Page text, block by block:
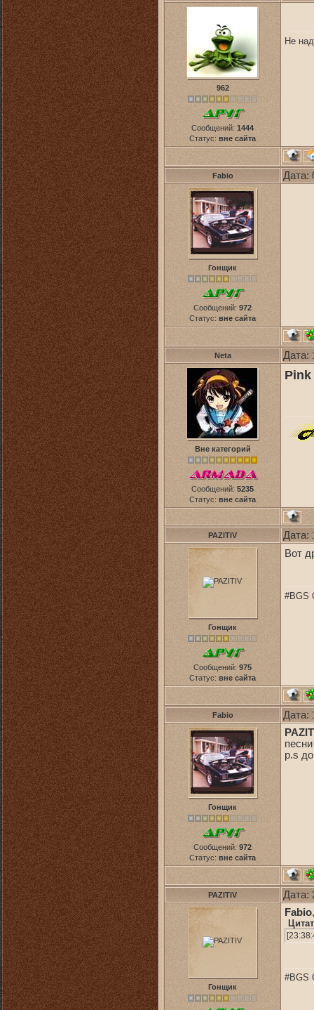
962
Сообщений: 1444
Статус: вне сайта
Не
Fabio Дата:
Гонщик
Сообщений: 972
Статус: вне сайта
Neta Дата:
Вне категорий
Сообщений: 5235
Статус: вне сайта
Pink
PAZITIV Дата:
Гонщик
Сообщений: 975
Статус: вне сайта
Вот
#BGS
Fabio Дата:
Гонщик
Сообщений: 972
Статус: вне сайта
p.s
PAZITIV Дата:
Гонщик
Fabio,
#BGS